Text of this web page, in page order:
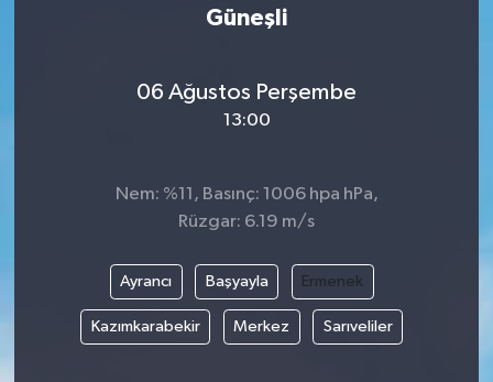
Güneşli
06 Ağustos Perşembe
13:00
Nem: %11, Basınç: 1006 hpa hPa,
Rüzgar: 6.19 m/s
Ayrancı Başyayla Ermenek
Kazımkarabekir Merkez Sarıveliler